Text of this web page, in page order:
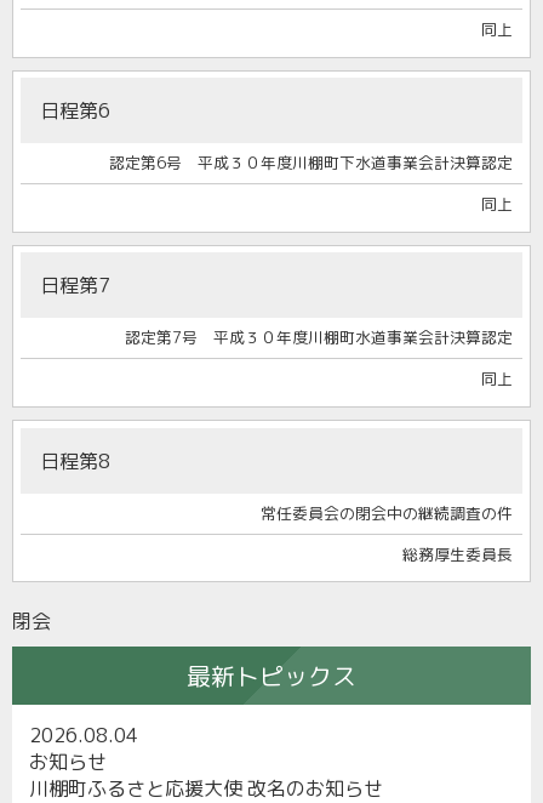
同上
日程第6
認定第6号 平成３０年度川棚町下水道事業会計決算認定
同上
日程第7
認定第7号 平成３０年度川棚町水道事業会計決算認定
同上
日程第8
常任委員会の閉会中の継続調査の件
総務厚生委員長
閉会
最新トピックス
2026.08.04
お知らせ
川棚町ふるさと応援大使 改名のお知らせ